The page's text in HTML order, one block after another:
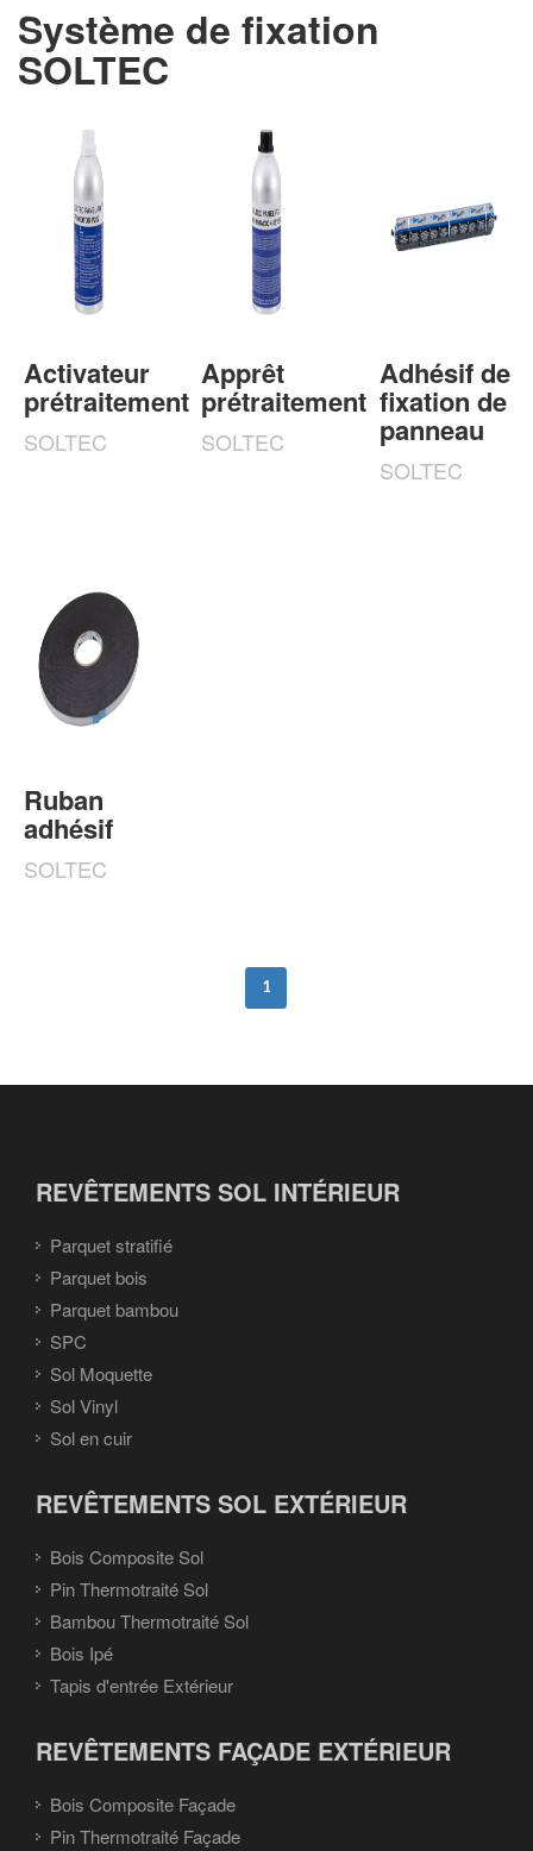
Système de fixation
SOLTEC
Activateur
prétraitement
SOLTEC
Apprêt
prétraitement
SOLTEC
Adhésif de
fixation de
panneau
SOLTEC
Ruban
adhésif
SOLTEC
1
REVÊTEMENTS SOL INTÉRIEUR
Parquet stratifié
Parquet bois
Parquet bambou
SPC
Sol Moquette
Sol Vinyl
Sol en cuir
REVÊTEMENTS SOL EXTÉRIEUR
Bois Composite Sol
Pin Thermotraité Sol
Bambou Thermotraité Sol
Bois Ipé
Tapis d'entrée Extérieur
REVÊTEMENTS FAÇADE EXTÉRIEUR
Bois Composite Façade
Pin Thermotraité Façade